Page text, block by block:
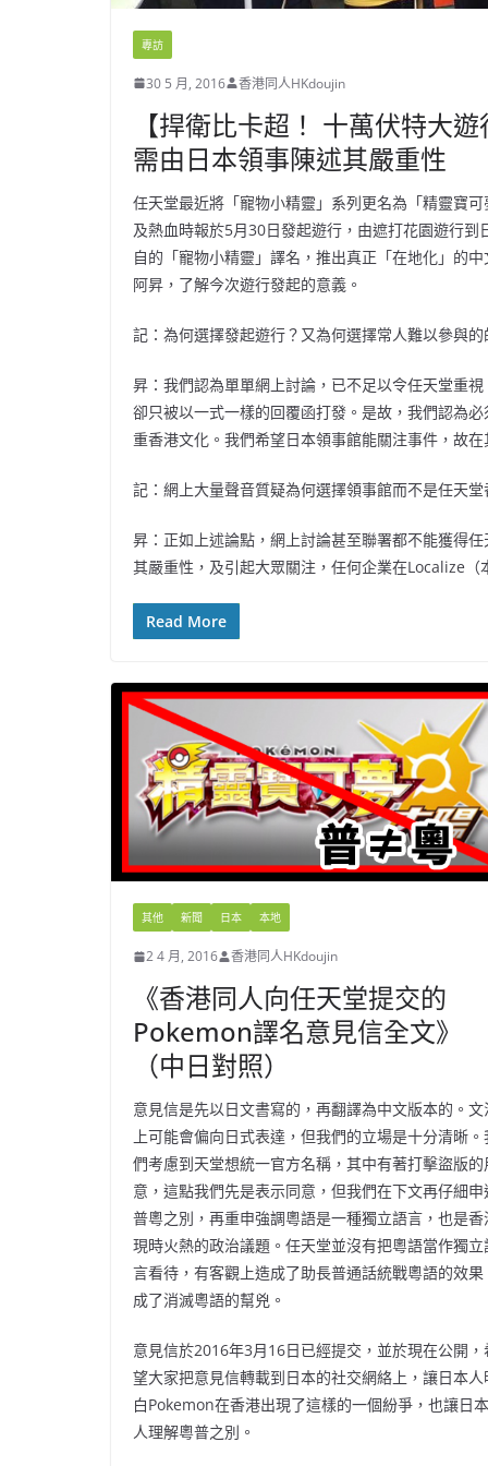
專訪
30 5 月, 2016 香港同人HKdoujin
【捍衛比卡超！ 十萬伏特大
需由日本領事陳述其嚴重性
任天堂最近將「寵物小精靈」系列更名為「精靈寶
及熱血時報於5月30日發起遊行，由遮打花園遊行
自的「寵物小精靈」譯名，推出真正「在地化」的
阿昇，了解今次遊行發起的意義。
記：為何選擇發起遊行？又為何選擇常人難以參與
昇：我們認為單單網上討論，已不足以令任天堂重
卻只被以一式一樣的回覆函打發。是故，我們認為
重香港文化。我們希望日本領事館能關注事件，故
記：網上大量聲音質疑為何選擇領事館而不是任天
昇：正如上述論點，網上討論甚至聯署都不能獲得
其嚴重性，及引起大眾關注，任何企業在Localize
Read More
其他 新聞 日本 本地
2 4 月, 2016 香港同人HKdoujin
《香港同人向任天堂提交的
Pokemon譯名意見信全文》
（中日對照）
意見信是先以日文書寫的，再翻譯為中文版本的。文
上可能會偏向日式表達，但我們的立場是十分清晰。
們考慮到天堂想統一官方名稱，其中有著打擊盜版的
意，這點我們先是表示同意，但我們在下文再仔細申
普粵之別，再重申強調粵語是一種獨立語言，也是香
現時火熱的政治議題。任天堂並沒有把粵語當作獨立
言看待，有客觀上造成了助長普通話統戰粵語的效果
成了消滅粵語的幫兇。
意見信於2016年3月16日已經提交，並於現在公開，
望大家把意見信轉載到日本的社交網絡上，讓日本人
白Pokemon在香港出現了這樣的一個紛爭，也讓日本
人理解粵普之別。